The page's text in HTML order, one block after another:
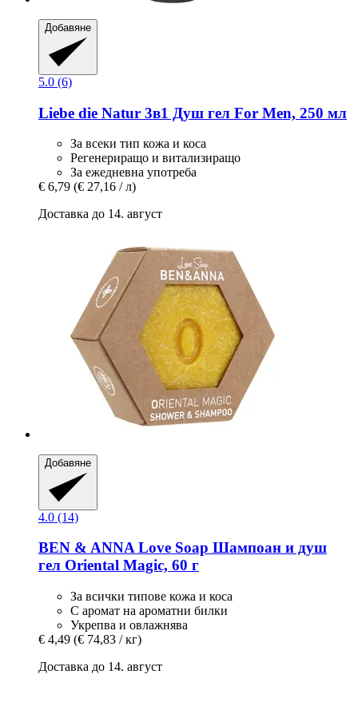
Добавяне
5.0 (6)
Liebe die Natur 3в1 Душ гел For Men, 250 мл
За всеки тип кожа и коса
Регенериращо и витализиращо
За ежедневна употреба
€ 6,79 (€ 27,16 / л)
Доставка до 14. август
Добавяне
4.0 (14)
BEN & ANNALove Soap Шампоан и душ
гел Oriental Magic, 60 г
За всички типове кожа и коса
С аромат на ароматни билки
Укрепва и овлажнява
€ 4,49 (€ 74,83 / кг)
Доставка до 14. август